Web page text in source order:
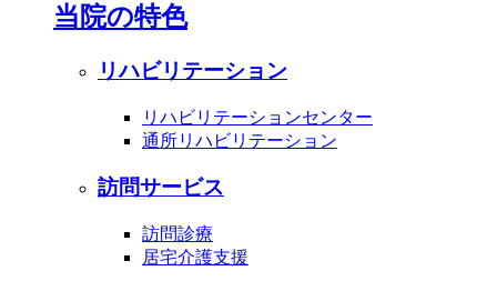
当院の特色
リハビリテーション
リハビリテーションセンター
通所リハビリテーション
訪問サービス
訪問診療
居宅介護支援